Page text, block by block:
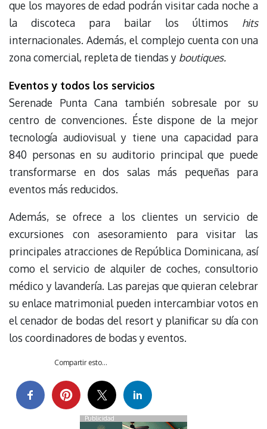
que los mayores de edad podrán visitar cada noche a
la discoteca para bailar los últimos hits
internacionales. Además, el complejo cuenta con una
zona comercial, repleta de tiendas y boutiques.
Eventos y todos los servicios
Serenade Punta Cana también sobresale por su
centro de convenciones. Éste dispone de la mejor
tecnología audiovisual y tiene una capacidad para
840 personas en su auditorio principal que puede
transformarse en dos salas más pequeñas para
eventos más reducidos.
Además, se ofrece a los clientes un servicio de
excursiones con asesoramiento para visitar las
principales atracciones de República Dominicana, así
como el servicio de alquiler de coches, consultorio
médico y lavandería. Las parejas que quieran celebrar
su enlace matrimonial pueden intercambiar votos en
el cenador de bodas del resort y planificar su día con
los coordinadores de bodas y eventos.
Compartir esto...
Publicidad